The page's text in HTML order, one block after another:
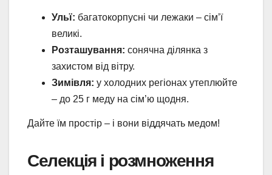
Ульї: багатокорпусні чи лежаки – сім’ї
великі.
Розташування: сонячна ділянка з
захистом від вітру.
Зимівля: у холодних регіонах утеплюйте
– до 25 г меду на сім’ю щодня.
Дайте їм простір – і вони віддячать медом!
Селекція і розмноження